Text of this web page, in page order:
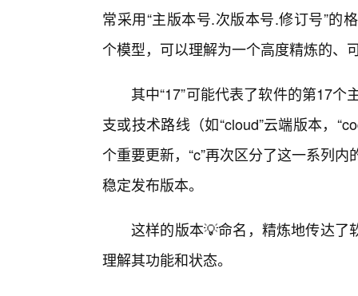
常采用“主版本号.次版本号.修订号”的
个模型，可以理解为一个高度精炼的、
其中“17”可能代表了软件的第17个
支或技术路线（如“cloud”云端版本，
个重要更新，“c”再次区分了这一系列
稳定发布版本。
这样的版本💡命名，精炼地传达了
理解其功能和状态。